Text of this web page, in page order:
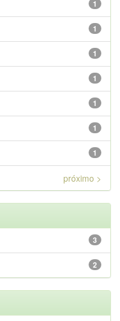
1
1
1
1
1
1
1
próximo >
3
2